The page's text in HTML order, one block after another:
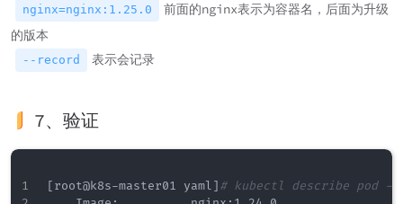
nginx=nginx:1.25.0
前面的nginx表示为容器名，后面为升级
的版本
--record 表示会记录
7、验证
[root@k8s-master01 yaml] # kubectl describe pod -